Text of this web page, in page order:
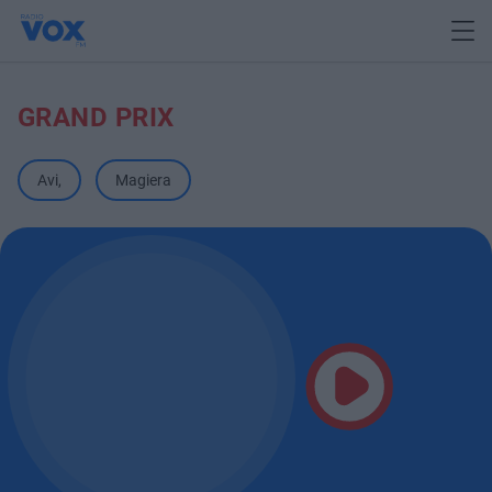
GRAND PRIX
Avi, Magiera